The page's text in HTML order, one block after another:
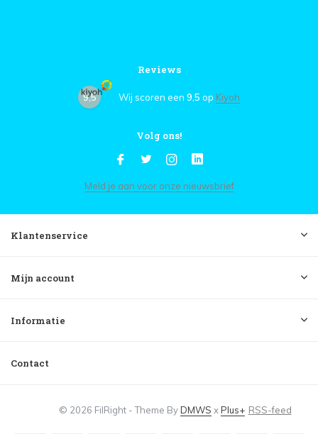
Reviews
9,5 Wij scoren een 9,5 op Kiyoh
Volg ons!
Meld je aan voor onze nieuwsbrief
Klantenservice
Mijn account
Informatie
Contact
© 2026 FilRight - Theme ByDMWS xPlus+ RSS-feed